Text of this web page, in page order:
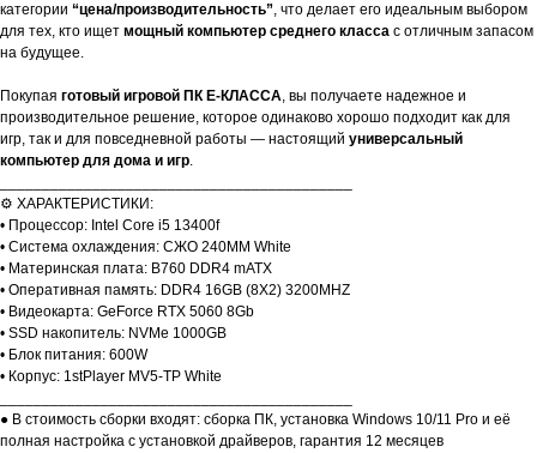
категории “цена/производительность”, что делает его идеальным выбором
для тех, кто ищет мощный компьютер среднего класса с отличным запасом
на будущее.
Покупая готовый игровой ПК E-КЛАССА, вы получаете надежное и
производительное решение, которое одинаково хорошо подходит как для
игр, так и для повседневной работы — настоящий универсальный
компьютер для дома и игр.
⚙️ ХАРАКТЕРИСТИКИ:
• Процессор: Intel Core i5 13400f
• Система охлаждения: СЖО 240ММ White
• Материнская плата: B760 DDR4 mATX
• Оперативная память: DDR4 16GB (8X2) 3200MHZ
• Видеокарта: GeForce RTX 5060 8Gb
• SSD накопитель: NVMe 1000GB
• Блок питания: 600W
• Корпус: 1stPlayer MV5-TP White
● В стоимость сборки входят: сборка ПК, установка Windows 10/11 Pro и её
полная настройка с установкой драйверов, гарантия 12 месяцев